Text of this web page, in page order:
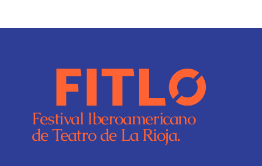
Festival Iberoamericano
de Teatro de La Rioja.